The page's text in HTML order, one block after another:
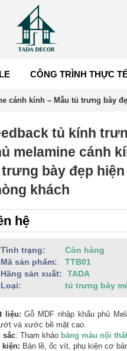
CÔNG TRÌNH THỰC
cánh kính – Mẫu tủ trưng bày
tủ kính
melamine cánh
bày đẹp
khách
hệ
Tình trạng:
Còn hàng
Mã sản phẩm:
TTB01
Hãng sản xuất:
TADA
Loại:
tủ trưng bày
liệu: Gỗ MDF nhập khẩu phủ
và xước bề mặt cao.
sắc: Tham khảo bảng màu nội
kiện: Bản lề, ốc vít, phụ kiện cơ